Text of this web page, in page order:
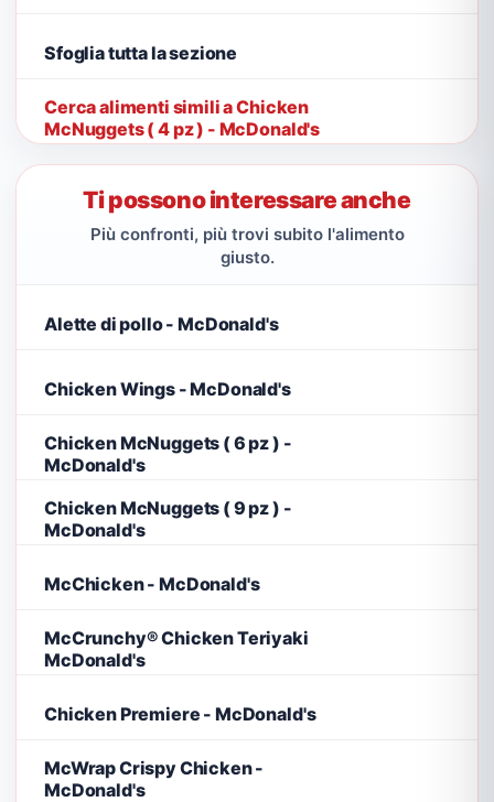
Sfoglia tutta la sezione
Cerca alimenti simili a Chicken
McNuggets ( 4 pz ) - McDonald's
Ti possono interessare anche
Più confronti, più trovi subito l'alimento
giusto.
Alette di pollo - McDonald's
Chicken Wings - McDonald's
Chicken McNuggets ( 6 pz ) -
McDonald's
Chicken McNuggets ( 9 pz ) -
McDonald's
McChicken - McDonald's
McCrunchy® Chicken Teriyaki
McDonald's
Chicken Premiere - McDonald's
McWrap Crispy Chicken -
McDonald's